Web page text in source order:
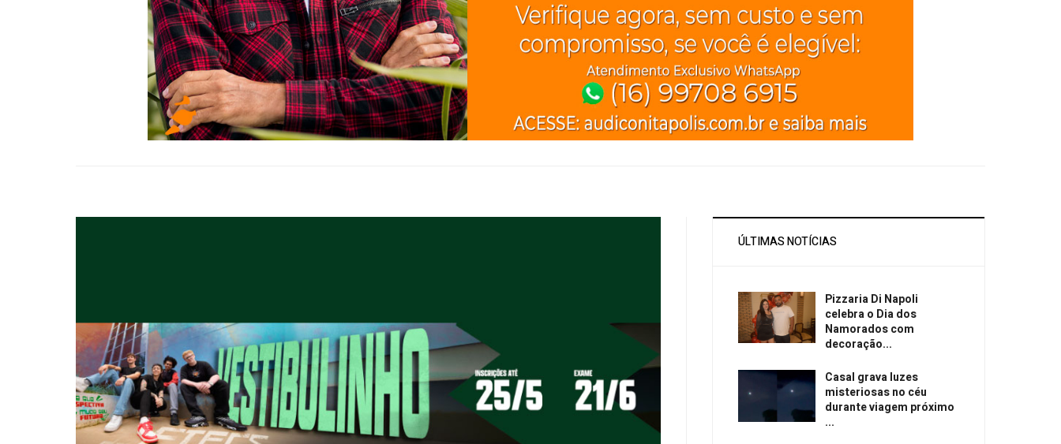
ÚLTIMAS NOTÍCIAS
Pizzaria Di Napoli
celebra o Dia dos
Namorados com
decoração...
Casal grava luzes
misteriosas no céu
durante viagem próximo
...